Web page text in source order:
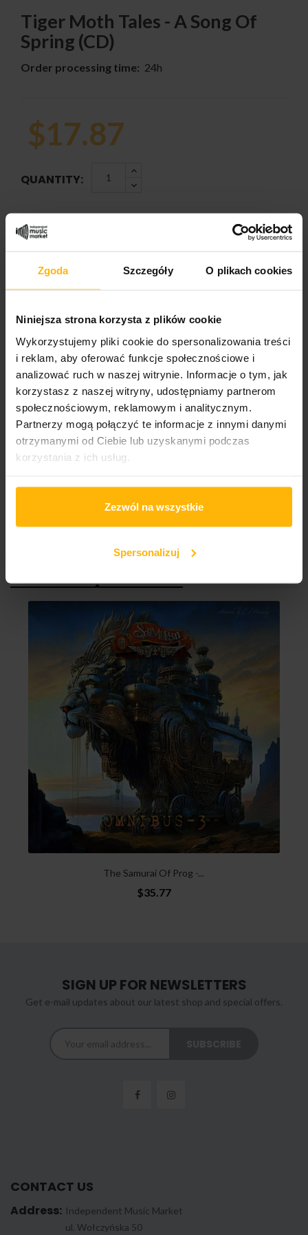
Zgoda Szczegóły O plikach cookies
Niniejsza strona korzysta z plików cookie
Wykorzystujemy pliki cookie do spersonalizowania treści
i reklam, aby oferować funkcje społecznościowe i
analizować ruch w naszej witrynie. Informacje o tym, jak
korzystasz z naszej witryny, udostępniamy partnerom
społecznościowym, reklamowym i analitycznym.
Partnerzy mogą połączyć te informacje z innymi danymi
otrzymanymi od Ciebie lub uzyskanymi podczas
korzystania z ich usług.
Zezwól na wszystkie
Spersonalizuj
Tiger Moth Tales - A Song Of
Spring (CD)
Order processing time: 24h
$17.87
QUANTITY:
DESCRIPTION PRODUCT DETAILS
1 Spring Fever 6:52
2 Forester 7:51
3 Dance 'Til Death 10:20
4 Holi 2:46
5 The Goddess And The Green Man 2:39
6 Mad March Hare 4:00
8 Light 15:25
CUSTOMERS WHO BOUGHT THIS
The Samurai Of Prog -...
$35.77
SIGN UP FOR NEWSLETTERS
Get e-mail updates about our latest shop and special offers.
CONTACT US
Address: Independent Music Market
ul. Wołczyńska 50